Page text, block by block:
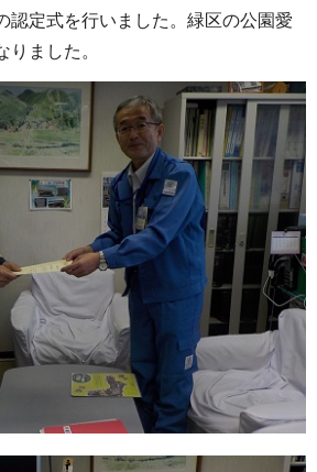
認定式を行いました。緑区の公園愛
りました。